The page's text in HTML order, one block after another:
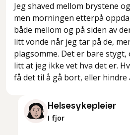
Jeg shaved mellom brystene
men morningen etterpå
både mellom og på siden av
litt vonde når jeg tar på de,
plagsomme. Det er bare
litt at jeg ikke vet hva det er.
få det til å gå bort, eller hindre
Helsesykepleier
I fjor